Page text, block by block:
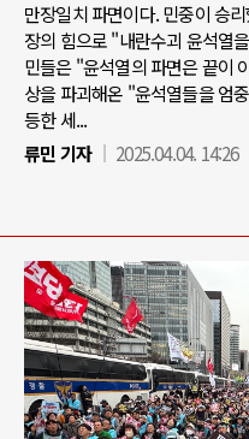
만장일치 파면이다. 민중이 승
장의 힘으로 "내란수괴 윤석열
민들은 "윤석열의 파면은 끝이
상을 파괴해온 "윤석열들을 엄
등한 세...
류민 기자
2025.04.04. 14:26